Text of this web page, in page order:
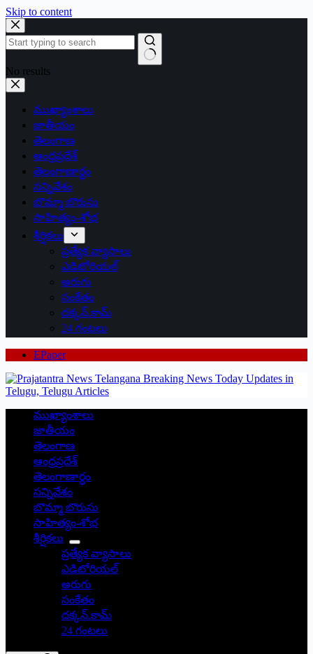
Skip to content
No results
ముఖ్యాంశాలు
జాతీయం
తెలంగాణ
ఆంధ్రప్రదేశ్
తెలంగాణార్థం
సన్నివేశం
బొమ్మా బొరుసు
సాహిత్యం-శోభ
శీర్షికలు
ప్రత్యేక వ్యాసాలు
ఎడిటోరియల్
అరుగు
సంకేతం
దక్కన్.కామ్
24 గంటలు
EPaper
ముఖ్యాంశాలు
జాతీయం
తెలంగాణ
ఆంధ్రప్రదేశ్
తెలంగాణార్థం
సన్నివేశం
బొమ్మా బొరుసు
సాహిత్యం-శోభ
శీర్షికలు
ప్రత్యేక వ్యాసాలు
ఎడిటోరియల్
అరుగు
సంకేతం
దక్కన్.కామ్
24 గంటలు